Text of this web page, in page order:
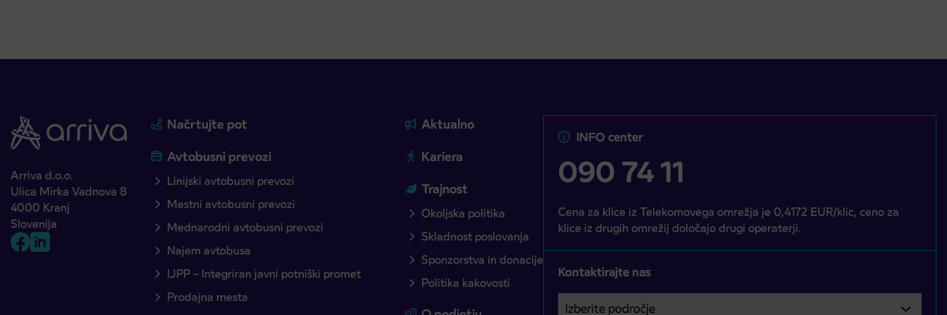
Arriva d.o.o.
Ulica Mirka Vadnova 8
4000 Kranj
Slovenija
Načrtujte pot
Avtobusni prevozi
Linijski avtobusni prevozi
Mestni avtobusni prevozi
Mednarodni avtobusni prevozi
Najem avtobusa
IJPP – Integriran javni potniški promet
Prodajna mesta
Aktualno
Kariera
Trajnost
Okoljska politika
Skladnost poslovanja
Sponzorstva in donacije
Politika kakovosti
INFO center
090 74 11
Cena za klice iz Telekomovega omrežja je 0,4172 EUR/klic, ceno za
klice iz drugih omrežij določajo drugi operaterji.
Kontaktirajte nas
Izberite področje
Področje je obvezno izbrati.